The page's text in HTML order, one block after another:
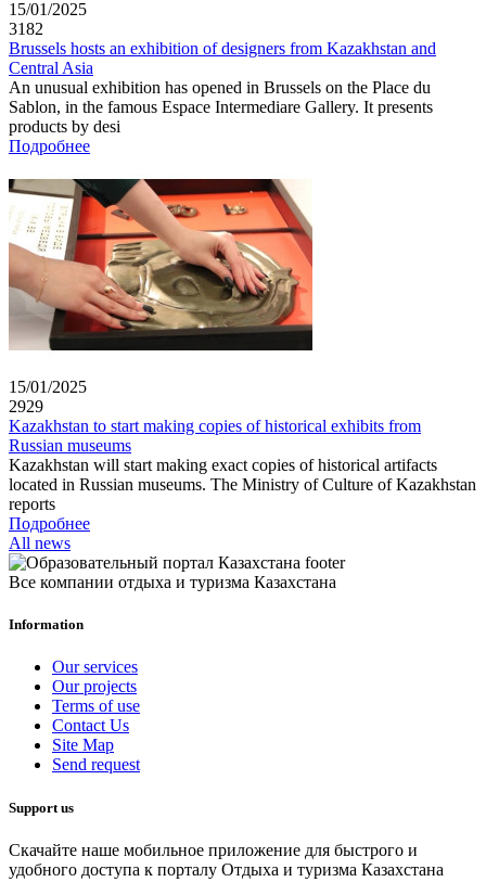
15/01/2025
3182
Brussels hosts an exhibition of designers from Kazakhstan and
Central Asia
An unusual exhibition has opened in Brussels on the Place du
Sablon, in the famous Espace Intermediare Gallery. It presents
products by desi
Подробнее
15/01/2025
2929
Kazakhstan to start making copies of historical exhibits from
Russian museums
Kazakhstan will start making exact copies of historical artifacts
located in Russian museums. The Ministry of Culture of Kazakhstan
reports
Подробнее
All news
Все компании отдыха и туризма Казахстана
Information
Our services
Our projects
Terms of use
Contact Us
Site Map
Send request
Support us
Скачайте наше мобильное приложение для быстрого и
удобного доступа к порталу Отдыха и туризма Казахстана